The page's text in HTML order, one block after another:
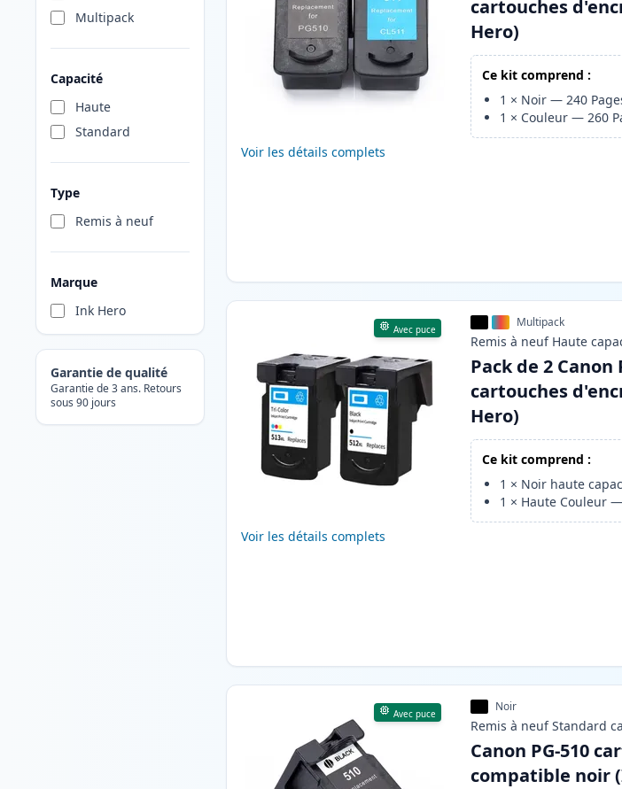
Multipack
Capacité
Haute
Standard
Type
Remis à neuf
Marque
Ink Hero
Garantie de qualité
Garantie de 3 ans. Retours
sous 90 jours
Voir les détails complets
cartouches
Hero)
Ce kit comprend :
1 × Noir —240
1 × Couleur —260
Avec puce
Voir les détails complets
Multipack
Remis à neuf Haute
Pack de 2 Canon
cartouches
Hero)
Ce kit comprend :
1 × Noir haute
1 × Haute Couleur
Avec puce Noir
Remis à neuf Standard
Canon PG-510
compatible noir